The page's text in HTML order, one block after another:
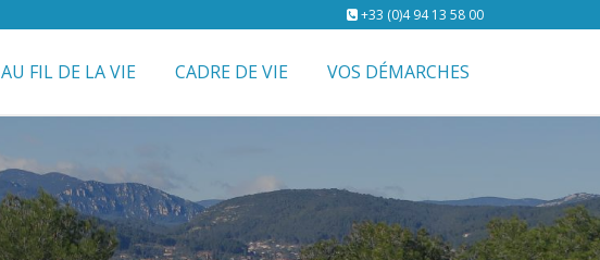
+33 (0)4 94 13 58 00
AU FIL DE LA VIE CADRE DE VIE VOS DÉMARCHES